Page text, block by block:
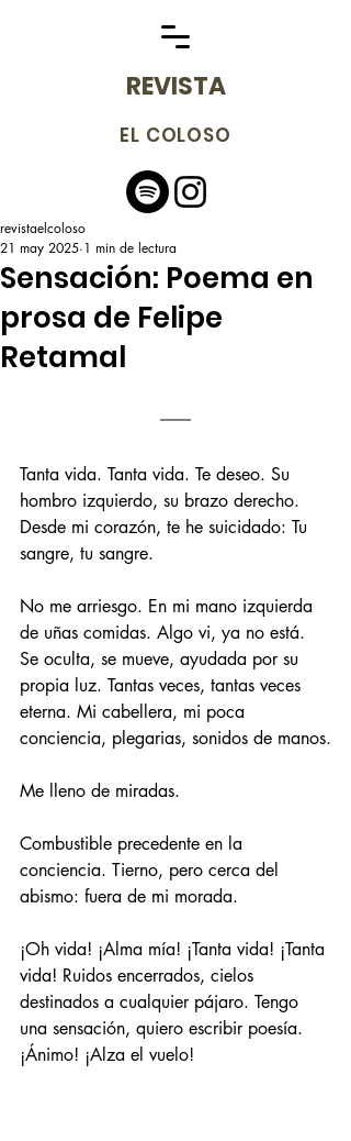
REVISTA
EL COLOSO
Sensación: Poema en
prosa de Felipe
Retamal
revistaelcoloso
21 may 2025 1 min de lectura
Tanta vida. Tanta vida. Te deseo. Su
hombro izquierdo, su brazo derecho.
Desde mi corazón, te he suicidado: Tu
sangre, tu sangre.
No me arriesgo. En mi mano izquierda
de uñas comidas. Algo vi, ya no está.
Se oculta, se mueve, ayudada por su
propia luz. Tantas veces, tantas veces
eterna. Mi cabellera, mi poca
conciencia, plegarias, sonidos de manos.
Me lleno de miradas.
Combustible precedente en la
conciencia. Tierno, pero cerca del
abismo: fuera de mi morada.
¡Oh vida! ¡Alma mía! ¡Tanta vida! ¡Tanta
vida! Ruidos encerrados, cielos
destinados a cualquier pájaro. Tengo
una sensación, quiero escribir poesía.
¡Ánimo! ¡Alza el vuelo!